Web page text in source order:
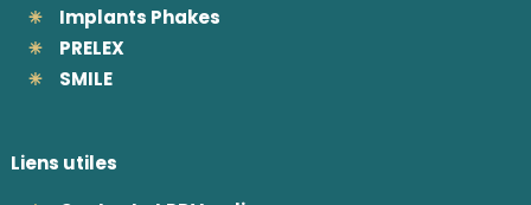
Implants Phakes
PRELEX
SMILE
Liens utiles